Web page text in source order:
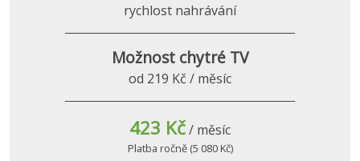
rychlost nahrávání
Možnost chytré TV
od 219 Kč / měsíc
423 Kč/ měsíc
Platba ročně (5 080 Kč)